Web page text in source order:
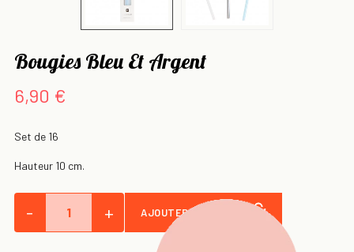
Bougies Bleu Et Argent
6,90 €
Set de 16
Hauteur 10 cm.
- + AJOUTER AU PANIER